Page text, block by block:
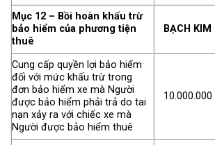
Mục 12 – Bồi hoàn khấu trừ
bảo hiểm của phương tiện
thuê
BẠCH KIM
Cung cấp quyền lợi bảo hiểm
đối với mức khấu trừ trong
đơn bảo hiểm xe mà Người
được bảo hiểm phải trả do tai
nạn xảy ra với chiếc xe mà
Người được bảo hiểm thuê
10.000.000